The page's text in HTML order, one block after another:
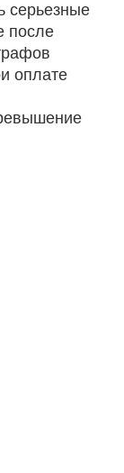
серьезные
после
оплате